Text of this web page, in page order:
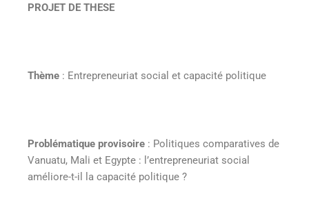
PROJET DE THESE
Thème : Entrepreneuriat social et capacité politique
Problématique provisoire : Politiques comparatives de
Vanuatu, Mali et Egypte : l’entrepreneuriat social
améliore-t-il la capacité politique ?